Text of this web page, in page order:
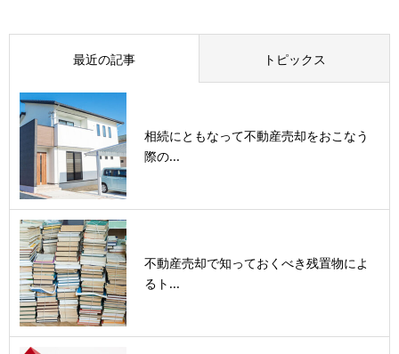
最近の記事 トピックス
相続にともなって不動産売却をおこなう
際の...
不動産売却で知っておくべき残置物によ
るト...